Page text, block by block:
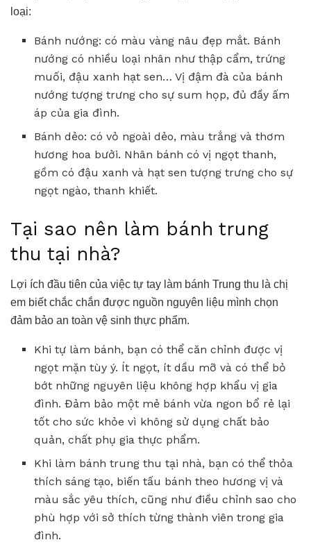
loại:
Bánh nướng: có màu vàng nâu đẹp mắt. Bánh
nướng có nhiều loại nhân như thập cẩm, trứng
muối, đậu xanh hạt sen… Vị đậm đà của bánh
nướng tượng trưng cho sự sum họp, đủ đầy ấm
áp của gia đình.
Bánh dẻo: có vỏ ngoài dẻo, màu trắng và thơm
hương hoa bưởi. Nhân bánh có vị ngọt thanh,
gồm có đậu xanh và hạt sen tượng trưng cho sự
ngọt ngào, thanh khiết.
Tại sao nên làm bánh trung
thu tại nhà?
Lợi ích đầu tiên của việc tự tay làm bánh Trung thu là chị
em biết chắc chắn được nguồn nguyên liệu mình chọn
đảm bảo an toàn vệ sinh thực phẩm.
Khi tự làm bánh, bạn có thể căn chỉnh được vị
ngọt mặn tùy ý. Ít ngọt, ít dầu mỡ và có thể bỏ
bớt những nguyên liệu không hợp khẩu vị gia
đình. Đảm bảo một mẻ bánh vừa ngon bổ rẻ lại
tốt cho sức khỏe vì không sử dụng chất bảo
quản, chất phụ gia thực phẩm.
Khi làm bánh trung thu tại nhà, bạn có thể thỏa
thích sáng tạo, biến tấu bánh theo hương vị và
màu sắc yêu thích, cũng như điều chỉnh sao cho
phù hợp với sở thích từng thành viên trong gia
đình.